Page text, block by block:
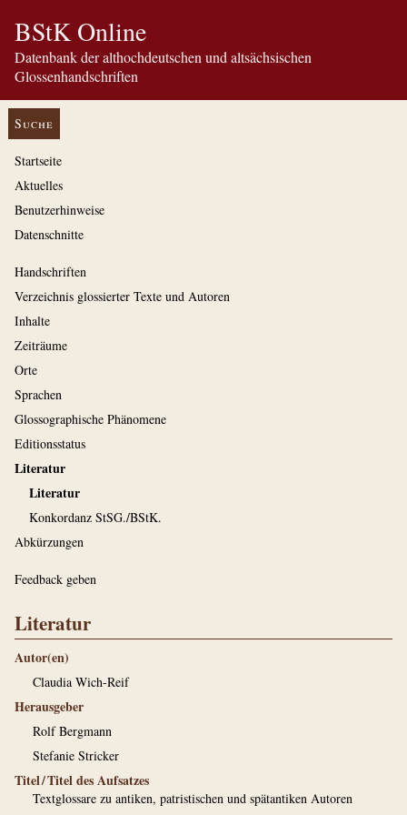
BStK Online
Datenbank der althochdeutschen und altsächsischen
Glossenhandschriften
Suche
Startseite
Aktuelles
Benutzerhinweise
Datenschnitte
Handschriften
Verzeichnis glossierter Texte und Autoren
Inhalte
Zeiträume
Orte
Sprachen
Glossographische Phänomene
Editionsstatus
Literatur
Literatur
Konkordanz StSG./BStK.
Abkürzungen
Feedback geben
Literatur
Autor(en)
Claudia Wich-Reif
Herausgeber
Rolf Bergmann
Stefanie Stricker
Titel / Titel des Aufsatzes
Textglossare zu antiken, patristischen und spätantiken Autoren